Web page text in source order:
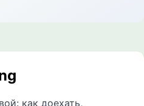
как доехать,